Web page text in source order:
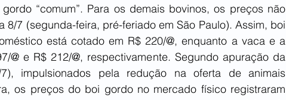
“comum”. Para os demais bovinos, os preços não
8/7 (segunda-feira, pré-feriado em São Paulo). Assim, boi
está cotado em R$ 220/@, enquanto a vaca e a
@ e R$ 212/@, respectivamente. Segundo apuração da
impulsionados pela redução na oferta de animais
os preços do boi gordo no mercado físico registraram